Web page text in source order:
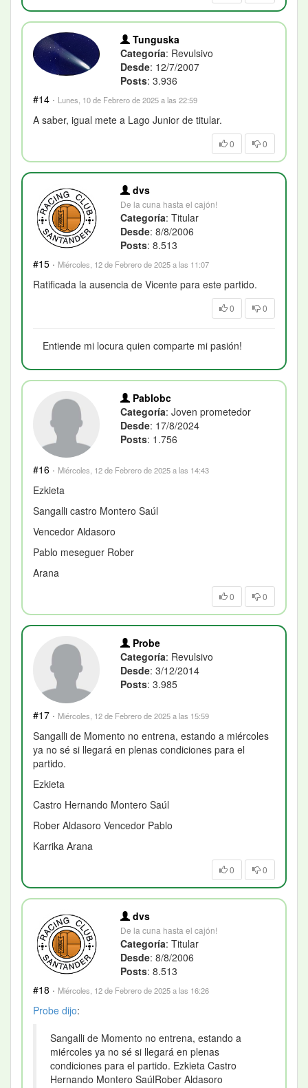
Tunguska
Categoría: Revulsivo
Desde: 12/7/2007
Posts: 3.936
#14 · Lunes, 10 de Febrero de 2025 a las 22:59
A saber, igual mete a Lago Junior de titular.
0 0
dvs
De la cuna hasta el cajón!
Categoría: Titular
Desde: 8/8/2006
Posts: 8.513
#15 · Miércoles, 12 de Febrero de 2025 a las 11:07
Ratificada la ausencia de Vicente para este partido.
0 0
Entiende mi locura quien comparte mi pasión!
Pablobc
Categoría: Joven prometedor
Desde: 17/8/2024
Posts: 1.756
#16 · Miércoles, 12 de Febrero de 2025 a las 14:43
Ezkieta
Sangalli castro Montero Saúl
Vencedor Aldasoro
Pablo meseguer Rober
Arana
0 0
Probe
Categoría: Revulsivo
Desde: 3/12/2014
Posts: 3.985
#17 · Miércoles, 12 de Febrero de 2025 a las 15:59
Sangalli de Momento no entrena, estando a miércoles
ya no sé si llegará en plenas condiciones para el
partido.
Ezkieta
Castro Hernando Montero Saúl
Rober Aldasoro Vencedor Pablo
Karrika Arana
0 0
dvs
De la cuna hasta el cajón!
Categoría: Titular
Desde: 8/8/2006
Posts: 8.513
#18 · Miércoles, 12 de Febrero de 2025 a las 16:26
Probe dijo:
Sangalli de Momento no entrena, estando a
miércoles ya no sé si llegará en plenas
condiciones para el partido. Ezkieta Castro
Hernando Montero SaúlRober Aldasoro